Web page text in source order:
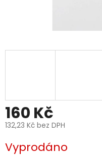
160 Kč
132,23 Kč bez DPH
cena:
Vyprodáno